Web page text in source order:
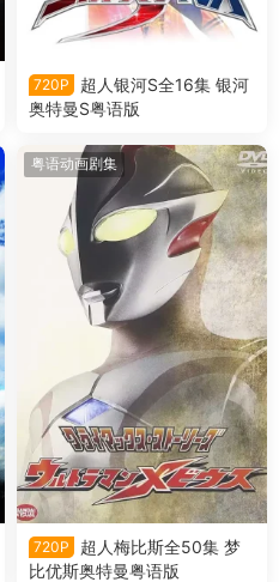
720P
超人银河S全16集 银河
奥特曼S粤语版
粤语动画剧集
720P
超人梅比斯全50集 梦
比优斯奥特曼粤语版